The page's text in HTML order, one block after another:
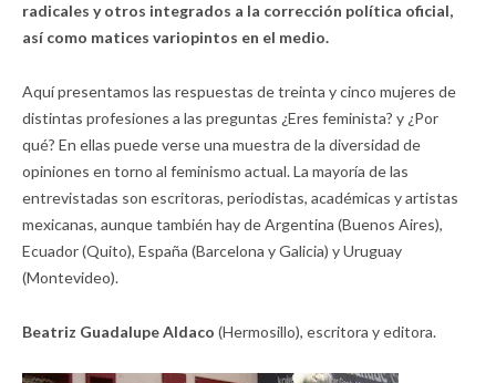
radicales y otros integrados a la corrección política oficial,
así como matices variopintos en el medio.
Aquí presentamos las respuestas de treinta y cinco mujeres de
distintas profesiones a las preguntas ¿Eres feminista? y ¿Por
qué? En ellas puede verse una muestra de la diversidad de
opiniones en torno al feminismo actual. La mayoría de las
entrevistadas son escritoras, periodistas, académicas y artistas
mexicanas, aunque también hay de Argentina (Buenos Aires),
Ecuador (Quito), España (Barcelona y Galicia) y Uruguay
(Montevideo).
Beatriz Guadalupe Aldaco (Hermosillo), escritora y editora.